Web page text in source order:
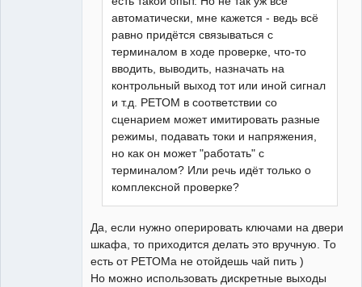
автоматически, мне кажется - ведь всё
равно придётся связываться с
терминалом в ходе проверке, что-то
вводить, выводить, назначать на
контрольный выход тот или иной сигнал
и т.д. РЕТОМ в соответствии со
сценарием может имитировать разные
режимы, подавать токи и напряжения,
но как он может "работать" с
терминалом? Или речь идёт только о
комплексной проверке?
Да, если нужно оперировать ключами на двери
шкафа, то приходится делать это вручную. То
есть от РЕТОМа не отойдешь чай пить )
Но можно использовать дискретные выходы